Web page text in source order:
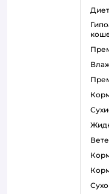
гипоаллергенный влажный корм для